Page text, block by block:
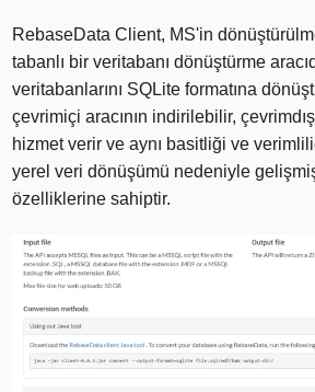
RebaseData Client, MS'in
tabanlı bir veritabanı dönüştürme
veritabanlarını SQLite formatına
çevrimiçi aracının indirilebilir,
hizmet verir ve aynı basitliği ve
yerel veri dönüşümü nedeniyle
özelliklerine sahiptir.